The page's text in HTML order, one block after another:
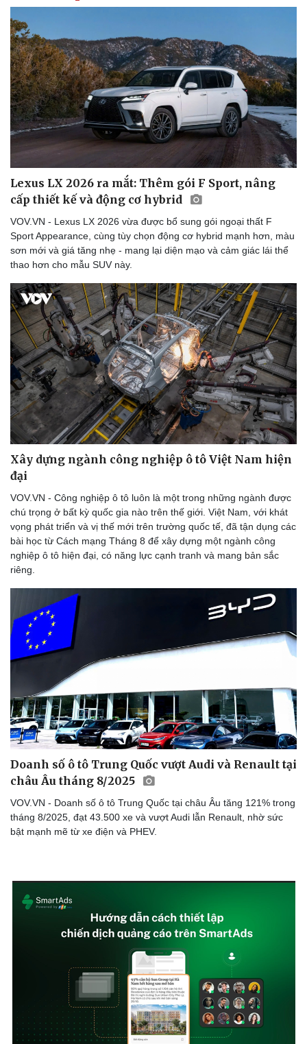
Doanh nghiệp 24h
Doanh nhân
Vì cộng đồng
Tin Công nghệ
Chuyển đổi số
Dinh dưỡng - món ngon
Sản phụ khoa
Làm đẹp - giảm cân
Phòng mạch online
Ăn sạch sống khỏe
Đời sống
Nhà đẹp
Blog
Tình yêu - Gia đình
Lexus LX 2026 ra mắt: Thêm gói F Sport, nâng
cấp thiết kế và động cơ hybrid
VOV.VN - Lexus LX 2026 vừa được bổ sung gói ngoại thất F
Sport Appearance, cùng tùy chọn động cơ hybrid mạnh hơn, màu
sơn mới và giá tăng nhẹ - mang lại diện mạo và cảm giác lái thể
thao hơn cho mẫu SUV này.
Xây dựng ngành công nghiệp ô tô Việt Nam hiện
đại
VOV.VN - Công nghiệp ô tô luôn là một trong những ngành được
chú trọng ở bất kỳ quốc gia nào trên thế giới. Việt Nam, với khát
vọng phát triển và vị thế mới trên trường quốc tế, đã tận dụng các
bài học từ Cách mạng Tháng 8 để xây dựng một ngành công
nghiệp ô tô hiện đại, có năng lực cạnh tranh và mang bản sắc
riêng.
Doanh số ô tô Trung Quốc vượt Audi và Renault tại
châu Âu tháng 8/2025
VOV.VN - Doanh số ô tô Trung Quốc tại châu Âu tăng 121% trong
tháng 8/2025, đạt 43.500 xe và vượt Audi lẫn Renault, nhờ sức
bật mạnh mẽ từ xe điện và PHEV.